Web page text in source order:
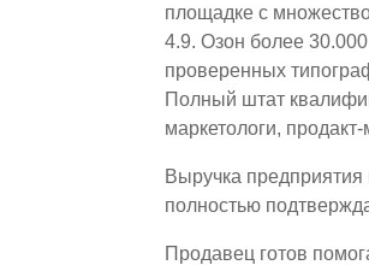
площадке с
4.9. Озон более
проверенных
Полный штат
маркетологи,
Выручка
полностью
Продавец готов